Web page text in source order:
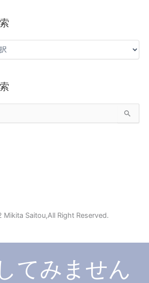
Saitou,All Right Reserved.
てみません